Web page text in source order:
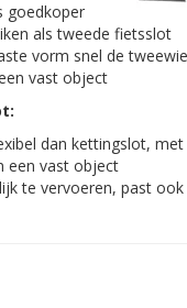
goedkoper
als tweede fietsslot
vorm snel de
vast object
dan kettingslot,
een vast object
te vervoeren, past